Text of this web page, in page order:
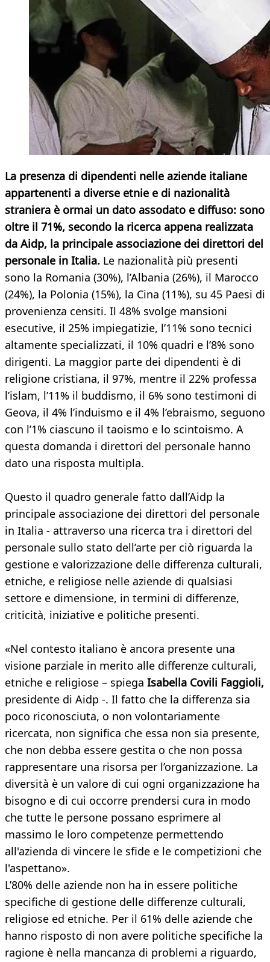
La presenza di dipendenti nelle aziende italiane
appartenenti a diverse etnie e di nazionalità
straniera è ormai un dato assodato e diffuso: sono
oltre il 71%, secondo la ricerca appena realizzata
da Aidp, la principale associazione dei direttori del
personale in Italia. Le nazionalità più presenti
sono la Romania (30%), l’Albania (26%), il Marocco
(24%), la Polonia (15%), la Cina (11%), su 45 Paesi di
provenienza censiti. Il 48% svolge mansioni
esecutive, il 25% impiegatizie, l’11% sono tecnici
altamente specializzati, il 10% quadri e l’8% sono
dirigenti. La maggior parte dei dipendenti è di
religione cristiana, il 97%, mentre il 22% professa
l’islam, l’11% il buddismo, il 6% sono testimoni di
Geova, il 4% l’induismo e il 4% l’ebraismo, seguono
con l’1% ciascuno il taoismo e lo scintoismo. A
questa domanda i direttori del personale hanno
dato una risposta multipla.
Questo il quadro generale fatto dall’Aidp la
principale associazione dei direttori del personale
in Italia - attraverso una ricerca tra i direttori del
personale sullo stato dell’arte per ciò riguarda la
gestione e valorizzazione delle differenza culturali,
etniche, e religiose nelle aziende di qualsiasi
settore e dimensione, in termini di differenze,
criticità, iniziative e politiche presenti.
«Nel contesto italiano è ancora presente una
visione parziale in merito alle differenze culturali,
etniche e religiose – spiega Isabella Covili Faggioli,
presidente di Aidp -. Il fatto che la differenza sia
poco riconosciuta, o non volontariamente
ricercata, non significa che essa non sia presente,
che non debba essere gestita o che non possa
rappresentare una risorsa per l’organizzazione. La
diversità è un valore di cui ogni organizzazione ha
bisogno e di cui occorre prendersi cura in modo
che tutte le persone possano esprimere al
massimo le loro competenze permettendo
all'azienda di vincere le sfide e le competizioni che
l'aspettano».
L’80% delle aziende non ha in essere politiche
specifiche di gestione delle differenze culturali,
religiose ed etniche. Per il 61% delle aziende che
hanno risposto di non avere politiche specifiche la
ragione è nella mancanza di problemi a riguardo,